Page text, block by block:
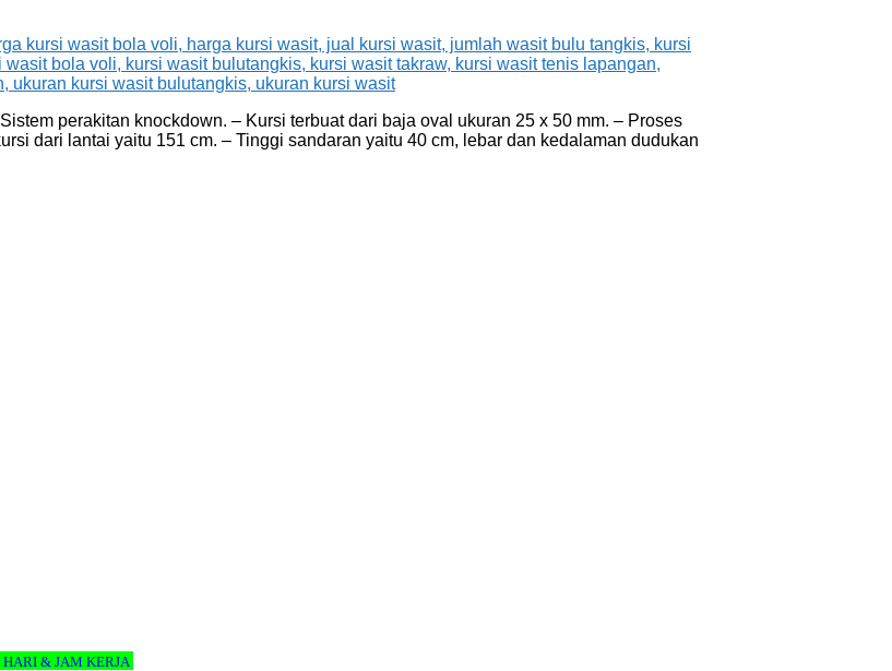
perakitan knockdown. – Kursi terbuat dari baja oval ukuran 25 x 50 mm. – Proses
dari lantai yaitu 151 cm. – Tinggi sandaran yaitu 40 cm, lebar dan kedalaman dudukan
HARI & JAM KERJA